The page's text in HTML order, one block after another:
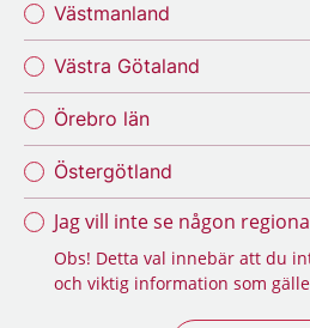
Västmanland
Västra Götaland
Örebro län
Östergötland
Jag vill inte se någon
Obs! Detta val innebär att du
och viktig information som